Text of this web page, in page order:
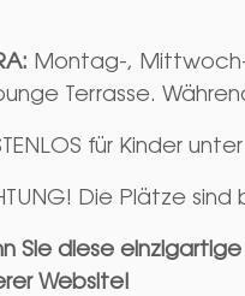
Montag-, Mittwoch-
Terrasse.
für Kinder
Die Plätze
Sie diese
Website!